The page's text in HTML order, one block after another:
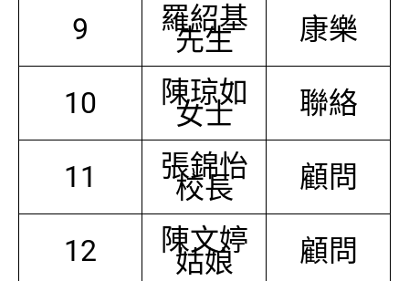
9 羅紹基
先生 康樂
10 陳琼如
女士 聯絡
11 張錦怡
校長 顧問
12 陳文婷
姑娘 顧問